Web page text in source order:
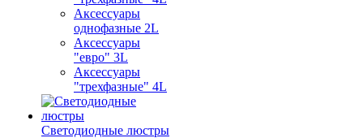
Аксессуары
однофазные 2L
Аксессуары
"евро" 3L
Аксессуары
"трехфазные" 4L
Светодиодные люстры